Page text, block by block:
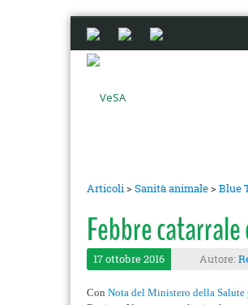
Articoli>Sanità animale>Blue
Febbre
17 ottobre 2016 Autore:
Con Nota del Ministero della